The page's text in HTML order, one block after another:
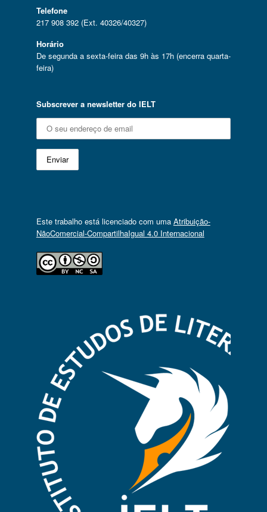
Telefone
217 908 392 (Ext. 40326/40327)
Horário
De segunda a sexta-feira das 9h às 17h (encerra quarta-
feira)
Subscrever a newsletter do IELT
Este trabalho está licenciado com uma Atribuição-
NãoComercial-CompartilhaIgual 4.0 Internacional